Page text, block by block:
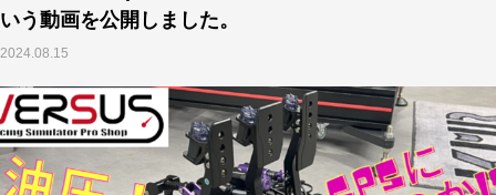
いう動画を公開しました。
2024.08.15